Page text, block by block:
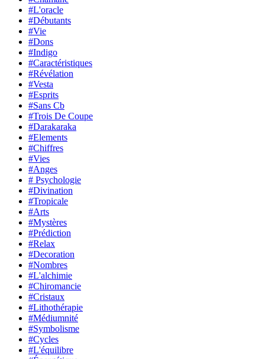
#L'oracle
#Débutants
#Vie
#Dons
#Indigo
#Caractéristiques
#Révélation
#Vesta
#Esprits
#Sans Cb
#Trois De Coupe
#Darakaraka
#Elements
#Chiffres
#Vies
#Anges
# Psychologie
#Divination
#Tropicale
#Arts
#Mystères
#Prédiction
#Relax
#Decoration
#Nombres
#L'alchimie
#Chiromancie
#Cristaux
#Lithothérapie
#Médiumnité
#Symbolisme
#Cycles
#L'équilibre